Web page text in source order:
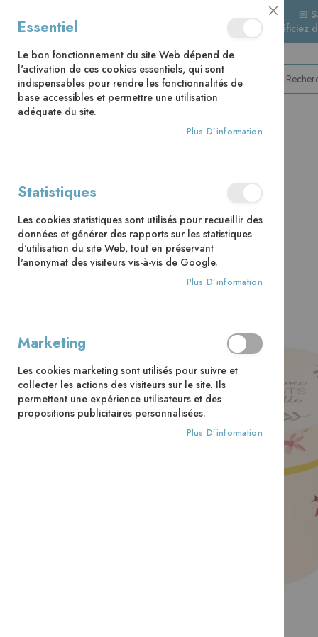
📅
🚚
to
the
end
of
Close
Cookie
Bar
Essentiel
Le bon fonctionnement du site Web dépend de
l'activation de ces cookies essentiels, qui sont
indispensables pour rendre les fonctionnalités de
base accessibles et permettre une utilisation
adéquate du site.
Plus D’information
Statistiques
Les cookies statistiques sont utilisés pour recueillir des
données et générer des rapports sur les statistiques
d'utilisation du site Web, tout en préservant
l'anonymat des visiteurs vis-à-vis de Google.
Plus D’information
Marketing
Les cookies marketing sont utilisés pour suivre et
collecter les actions des visiteurs sur le site. Ils
permettent une expérience utilisateurs et des
propositions publicitaires personnalisées.
Plus D’information